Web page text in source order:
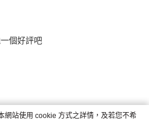
個好評吧
網站使用 cookie 方式之詳情，及若您不希